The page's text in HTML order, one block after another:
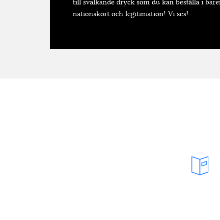
till svalkande dryck som du kan beställa i
nationskort och legitimation! Vi ses!